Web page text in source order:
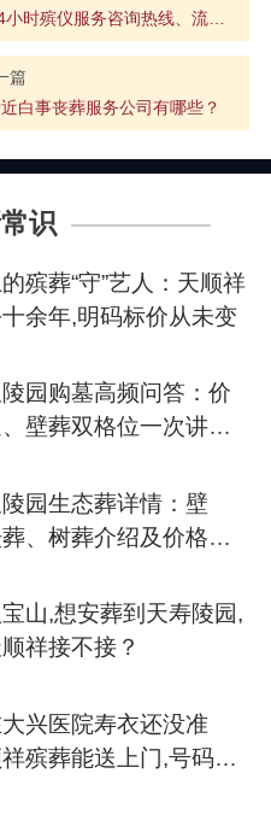
北京南六环区域白事一条龙：24小时殡仪服务咨询热线、流程及费用参考
篇
白事丧葬服务公司有哪些？
识
殡葬“守”艺人：天顺祥
余年,明码标价从未变
园购墓高频问答：价
壁葬双格位一次讲清
园生态葬详情：壁
、树葬介绍及价格参
山,想安葬到天寿陵园,
祥接不接？
兴医院寿衣还没准
殡葬能送上门,号码我